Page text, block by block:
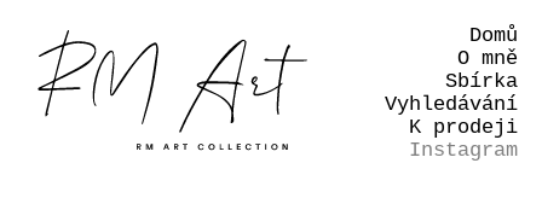
Domů
O mně
Sbírka
Vyhledávání
K prodeji
Instagram